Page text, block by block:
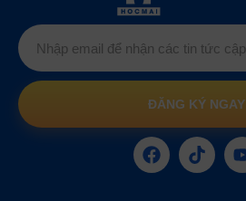
ĐĂNG KÝ NGAY